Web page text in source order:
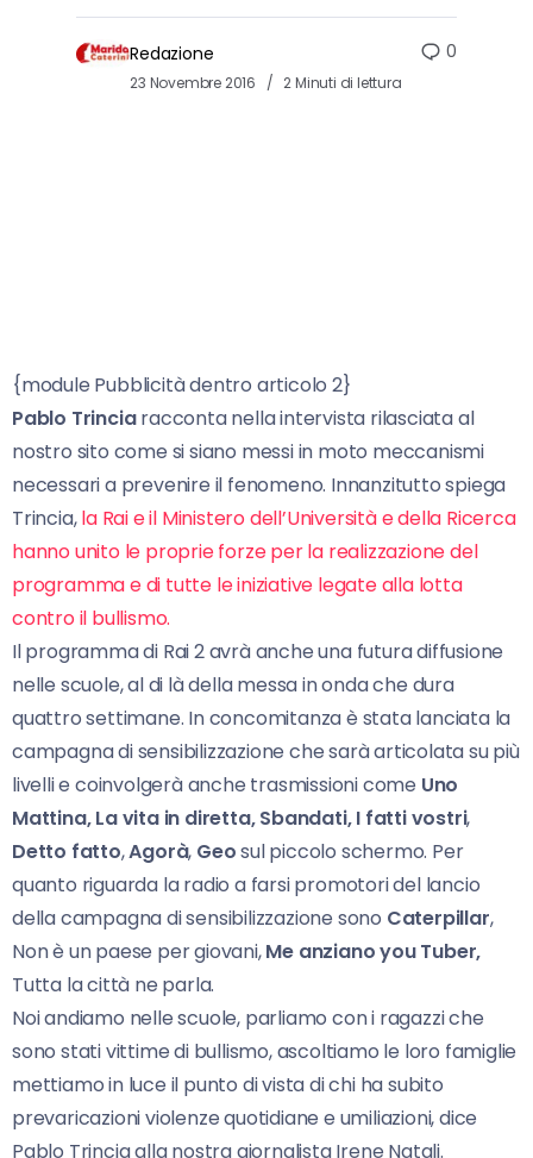
Redazione
23 Novembre 2016 2 Minuti di lettura
0
{module Pubblicità dentro articolo 2}
Pablo Trinciaracconta nella intervista rilasciata al
nostro sito come si siano messi in moto meccanismi
necessari a prevenire il fenomeno. Innanzitutto spiega
Trincia,la Rai e il Ministero dell’Università e della Ricerca
hanno unito le proprie forze per la realizzazione del
programma e di tutte le iniziative legate alla lotta
contro il bullismo.
Il programma di Rai 2 avrà anche una futura diffusione
nelle scuole, al di là della messa in onda che dura
quattro settimane. In concomitanza è stata lanciata la
campagna di sensibilizzazione che sarà articolata su più
livelli e coinvolgerà anche trasmissioni come Uno
Mattina,La vita in diretta,Sbandati, I fatti vostri,
Detto fatto,Agorà, Geosul piccolo schermo. Per
quanto riguarda la radio a farsi promotori del lancio
della campagna di sensibilizzazione sono Caterpillar,
Non è un paese per giovani,Me anziano you Tuber,
Tutta la città ne parla.
Noi andiamo nelle scuole, parliamo con i ragazzi che
sono stati vittime di bullismo, ascoltiamo le loro famiglie
mettiamo in luce il punto di vista di chi ha subito
prevaricazioni violenze quotidiane e umiliazioni, dice
Pablo Trincia alla nostra giornalista Irene Natali.